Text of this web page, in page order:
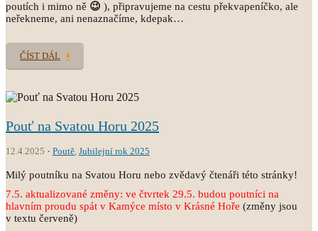
poutích i mimo ně 😉 ), připravujeme na cestu překvapeníčko, ale
neřekneme, ani nenaznačíme, kdepak…
ČÍST DÁL
Pouť na Svatou Horu 2025
12.4.2025 Poutě, Jubilejní rok 2025
Milý poutníku na Svatou Horu nebo zvědavý čtenáři této stránky!
7.5. aktualizované změny: ve čtvrtek 29.5. budou poutníci na
hlavním proudu spát v Kamýce místo v Krásné Hoře (změny jsou
v textu červeně)